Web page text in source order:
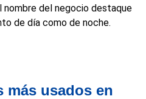
nombre del negocio destaque
de día como de noche.
más usados en